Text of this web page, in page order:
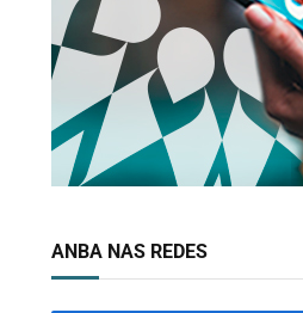
ANBA NAS REDES